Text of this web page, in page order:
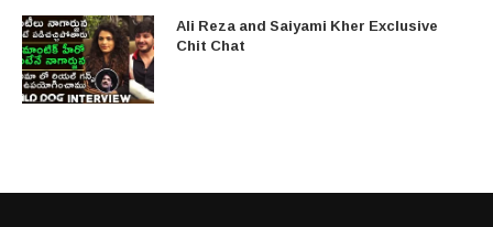
Ali Reza and Saiyami Kher Exclusive
Chit Chat